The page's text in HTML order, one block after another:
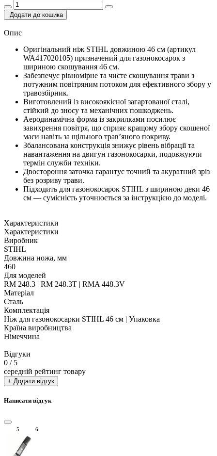
Додати до кошика
Опис
Оригінальний ніж STIHL довжиною 46 см (артикул
WA417020105) призначений для газонокосарок з
шириною скошування 46 см.
Забезпечує рівномірне та чисте скошування трави з
потужним повітряним потоком для ефективного збору у
травозбірник.
Виготовлений із високоякісної загартованої сталі,
стійкий до зносу та механічних пошкоджень.
Аеродинамічна форма із закрилками посилює
завихрення повітря, що сприяє кращому збору скошеної
маси навіть за щільного трав’яного покриву.
Збалансована конструкція знижує рівень вібрації та
навантаження на двигун газонокосарки, подовжуючи
термін служби техніки.
Двостороння заточка гарантує точний та акуратний зріз
без розриву трави.
Підходить для газонокосарок STIHL з шириною деки 46
см — сумісність уточнюється за інструкцією до моделі.
Характеристики
Характеристики
Виробник
STIHL
Довжина ножа, мм
460
Для моделей
RM 248.3 | RM 248.3T | RMA 448.3V
Матеріал
Сталь
Комплектація
Ніж для газонокосарки STIHL 46 см | Упаковка
Країна виробництва
Німеччина
Відгуки
0 / 5
середній рейтинг товару
+ Додати відгук
Написати відгук
5 6